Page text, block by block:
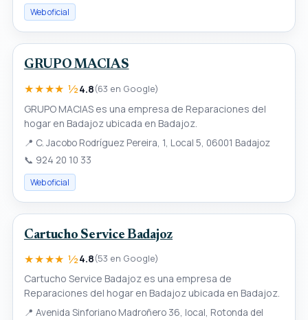
Web oficial
GRUPO MACIAS
★★★★ ½4.8(63 en Google)
GRUPO MACIAS es una empresa de Reparaciones del
hogar en Badajoz ubicada en Badajoz.
📍 C. Jacobo Rodríguez Pereira, 1, Local 5, 06001 Badajoz
📞 924 20 10 33
Web oficial
Cartucho Service Badajoz
★★★★ ½4.8(53 en Google)
Cartucho Service Badajoz es una empresa de
Reparaciones del hogar en Badajoz ubicada en Badajoz.
📍 Avenida Sinforiano Madroñero 36, local, Rotonda del